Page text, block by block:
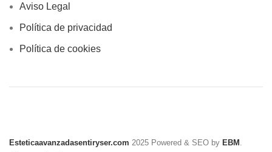
Aviso Legal
Política de privacidad
Política de cookies
Esteticaavanzadasentiryser.com 2025 Powered & SEO by EBM